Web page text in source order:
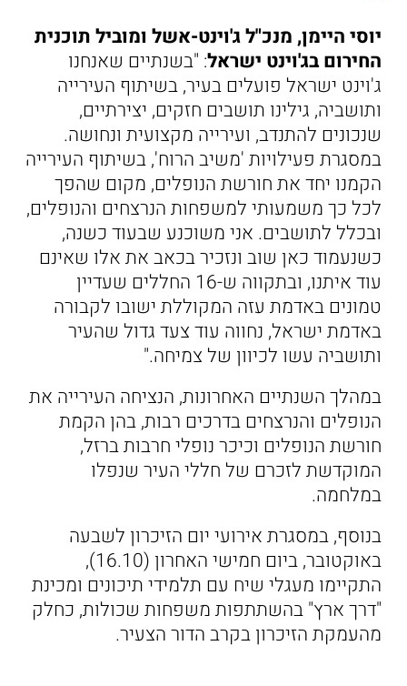
יוסי היימן, מנכ"ל ג'וינט-אשל ומוביל תוכנית
החירום בג'וינט ישראל: "בשנתיים שאנחנו
ג'וינט ישראל פועלים בעיר, בשיתוף העירייה
ותושביה, גילינו תושבים חזקים, יצירתיים,
שנכונים להתנדב, ועירייה מקצועית ונחושה.
במסגרת פעילויות 'משיב הרוח', בשיתוף העירייה
הקמנו יחד את חורשת הנופלים, מקום שהפך
לכל כך משמעותי למשפחות הנרצחים והנופלים,
ובכלל לתושבים. אני משוכנע שבעוד כשנה,
כשנעמוד כאן שוב ונזכיר בכאב את אלו שאינם
עוד איתנו, ובתקווה ש-16 החללים שעדיין
טמונים באדמת עזה המקוללת ישובו לקבורה
באדמת ישראל, נחווה עוד צעד גדול שהעיר
ותושביה עשו לכיוון של צמיחה."
במהלך השנתיים האחרונות, הנציחה העירייה את
הנופלים והנרצחים בדרכים רבות, בהן הקמת
חורשת הנופלים וכיכר נופלי חרבות ברזל,
המוקדשת לזכרם של חללי העיר שנפלו
במלחמה.
בנוסף, במסגרת אירועי יום הזיכרון לשבעה
באוקטובר, ביום חמישי האחרון (16.10),
התקיימו מעגלי שיח עם תלמידי תיכונים ומכינת
"דרך ארץ" בהשתתפות משפחות שכולות, כחלק
מהעמקת הזיכרון בקרב הדור הצעיר.